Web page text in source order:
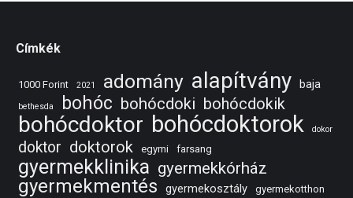
Címkék
1000 Forint 2021 adomány alapítvány baja
bethesda bohóc bohócdoki bohócdokik
bohócdoktor bohócdoktorok dokor
doktor doktorok egymi farsang
gyermekklinika gyermekkórház
gyermekmentés gyermekosztály gyermekotthon